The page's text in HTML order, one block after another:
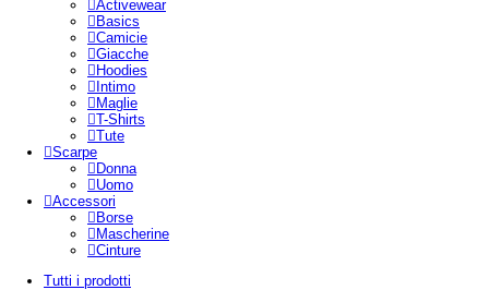
Activewear
Basics
Camicie
Giacche
Hoodies
Intimo
Maglie
T-Shirts
Tute
Scarpe
Donna
Uomo
Accessori
Borse
Mascherine
Cinture
Tutti i prodotti